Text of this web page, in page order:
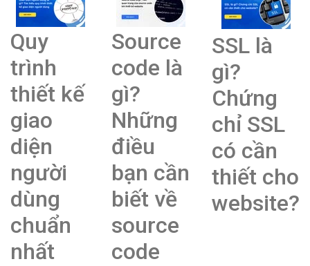
Quy
trình
thiết kế
giao
diện
người
dùng
chuẩn
nhất
Source
code là
gì?
Những
điều
bạn cần
biết về
source
code
SSL là
gì?
Chứng
chỉ SSL
có cần
thiết cho
website?